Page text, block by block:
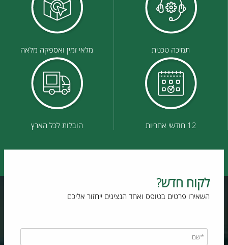
תמיכה טכנית מלאי זמין ואספקה מלאה
12 חודשי אחריות הובלות לכל הארץ
לקוח חדש?
השאירו פרטים בטופס ואחד הנציגים ייחזור אליכם